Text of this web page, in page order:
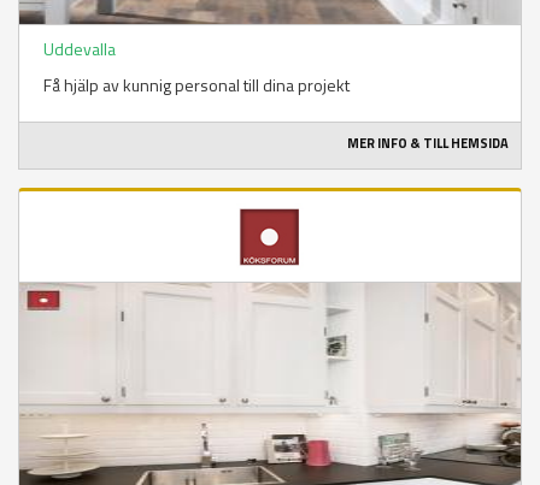
Uddevalla
Få hjälp av kunnig personal till dina projekt
MER INFO & TILL HEMSIDA